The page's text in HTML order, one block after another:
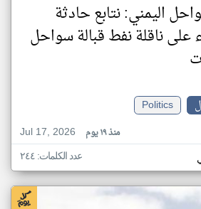
اليمني: نتابع حادثة
على ناقلة نفط قبالة سواحل
Politics
Jul 17, 2026
منذ ١٩ يوم
عدد الكلمات: ٢٤٤